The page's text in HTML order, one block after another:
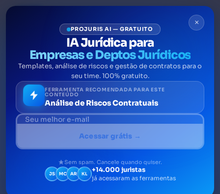
Lei 14.457/22, do Programa
Emprega + Mulheres:
principais pontos
A Lei 14.457, de setembro de 2022, veio para
modificar a Consolidação das Leis do
Trabalho (CLT), no que diz respeito a
proteção e incentivo à empregabilidade de
×
PROJURIS AI — GRATUITO
IA Jurídica para
Empresas e Deptos Jurídicos
Templates, análise de riscos e gestão de contratos para o
seu time. 100% gratuito.
FERRAMENTA RECOMENDADA PARA ESTE
CONTEÚDO
Análise de Riscos Contratuais
Acessar grátis →
Sem spam. Cancele quando quiser.
JS MC AR KL +14.000 juristas
já acessaram as ferramentas